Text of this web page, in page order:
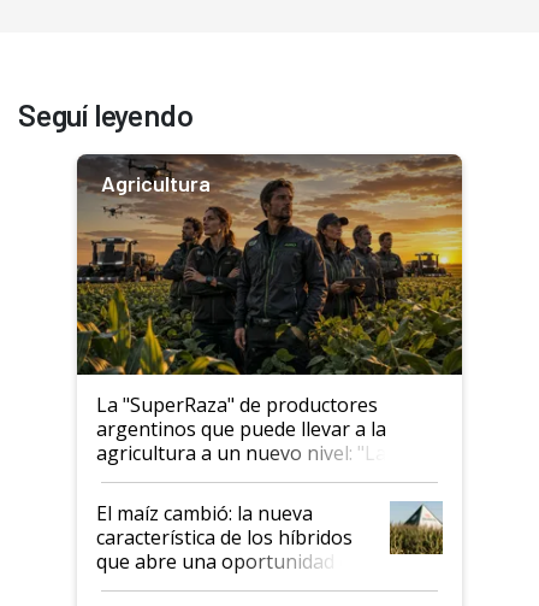
Seguí leyendo
Agricultura
La "SuperRaza" de productores
argentinos que puede llevar a la
agricultura a un nuevo nivel: "Las
posibilidades de crecimiento son
infinitas"
El maíz cambió: la nueva
característica de los híbridos
que abre una oportunidad en
el lote